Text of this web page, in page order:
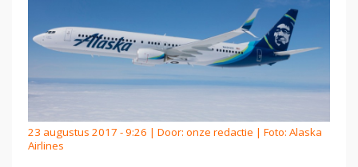
23 augustus 2017 - 9:26 | Door: onze redactie | Foto: Alaska
Airlines